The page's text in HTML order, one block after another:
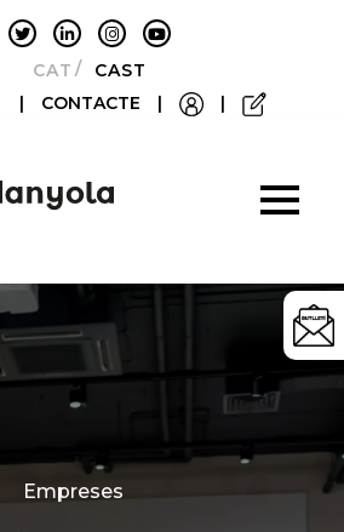
CATALÀCASTELLANO
| CONTACTE | |
Categories
Empreses